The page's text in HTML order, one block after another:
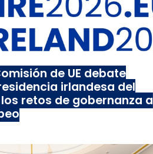
de UE debate
irlandesa del
retos de gobernanza a